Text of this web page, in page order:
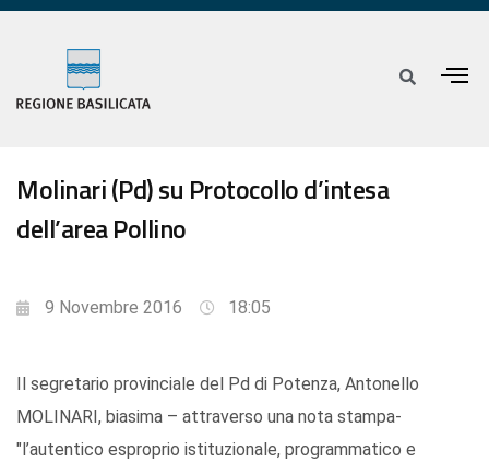
Molinari (Pd) su Protocollo d’intesa
dell’area Pollino
9 Novembre 2016 18:05
Il segretario provinciale del Pd di Potenza, Antonello
MOLINARI, biasima – attraverso una nota stampa-
"l’autentico esproprio istituzionale, programmatico e